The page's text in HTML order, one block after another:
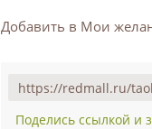
Добавить в Мои
Поделись ссылкой и